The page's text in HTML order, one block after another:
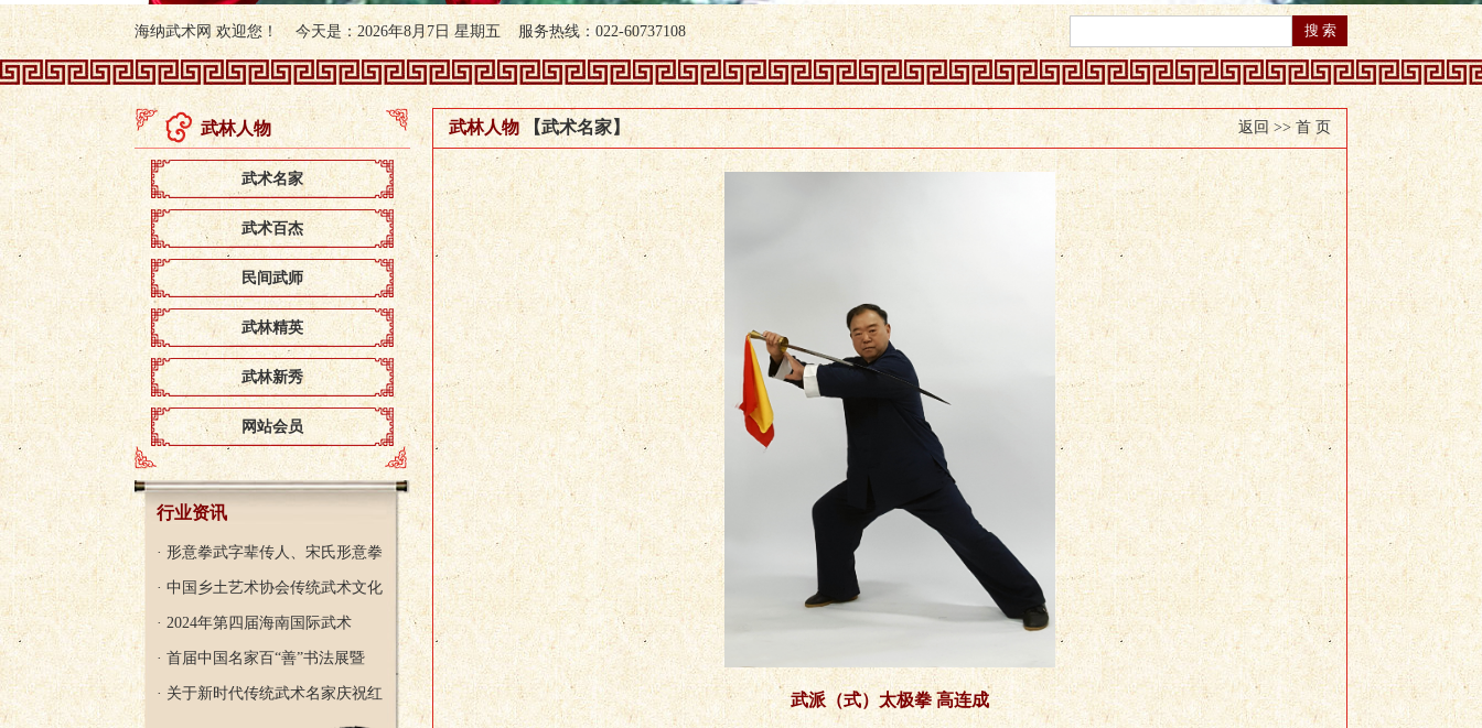
海纳武术网 欢迎您！ 今天是：2026年8月7日 星期五 服务热线：022-60737108
武林人物
武术名家
武术百杰
民间武师
武林精英
武林新秀
网站会员
行业资讯
· 形意拳武字辈传人、宋氏形意拳
· 中国乡土艺术协会传统武术文化
· 2024年第四届海南国际武术
· 首届中国名家百“善”书法展暨
· 关于新时代传统武术名家庆祝红
武林人物【武术名家】 返回 >>首 页
武派（式）太极拳 高连成